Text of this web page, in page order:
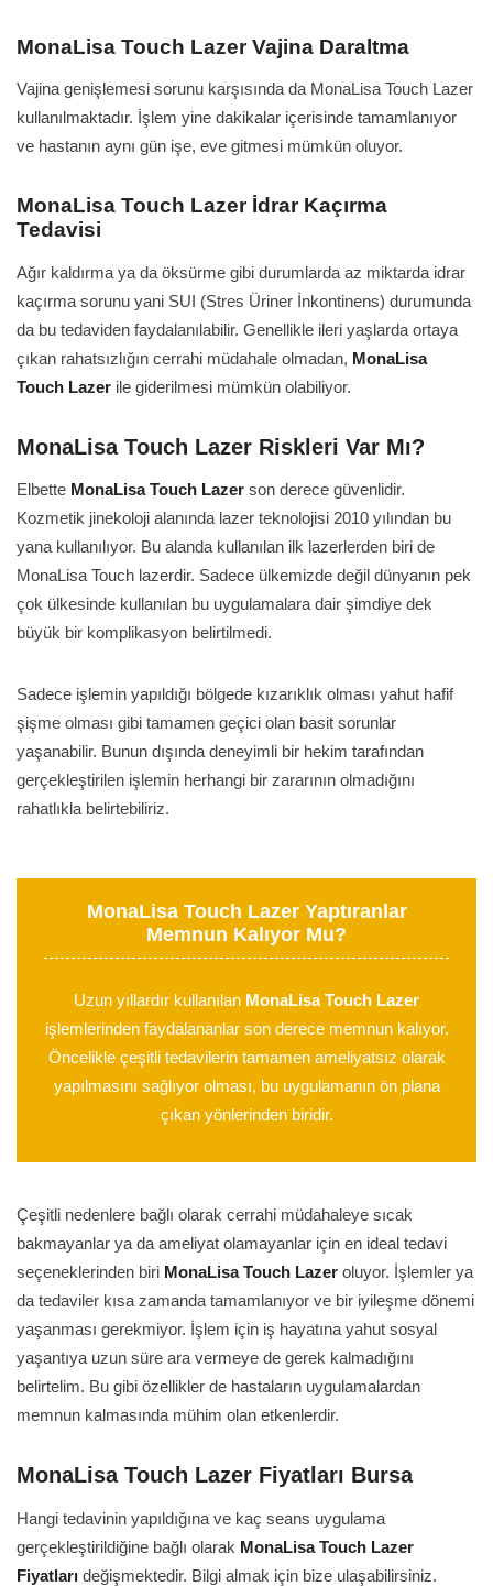
MonaLisa Touch Lazer Vajina Daraltma
Vajina genişlemesi sorunu karşısında da MonaLisa Touch Lazer
kullanılmaktadır. İşlem yine dakikalar içerisinde tamamlanıyor
ve hastanın aynı gün işe, eve gitmesi mümkün oluyor.
MonaLisa Touch Lazer İdrar Kaçırma
Tedavisi
Ağır kaldırma ya da öksürme gibi durumlarda az miktarda idrar
kaçırma sorunu yani SUI (Stres Üriner İnkontinens) durumunda
da bu tedaviden faydalanılabilir. Genellikle ileri yaşlarda ortaya
çıkan rahatsızlığın cerrahi müdahale olmadan, MonaLisa
Touch Lazer ile giderilmesi mümkün olabiliyor.
MonaLisa Touch Lazer Riskleri Var Mı?
Elbette MonaLisa Touch Lazer son derece güvenlidir.
Kozmetik jinekoloji alanında lazer teknolojisi 2010 yılından bu
yana kullanılıyor. Bu alanda kullanılan ilk lazerlerden biri de
MonaLisa Touch lazerdir. Sadece ülkemizde değil dünyanın pek
çok ülkesinde kullanılan bu uygulamalara dair şimdiye dek
büyük bir komplikasyon belirtilmedi.
Sadece işlemin yapıldığı bölgede kızarıklık olması yahut hafif
şişme olması gibi tamamen geçici olan basit sorunlar
yaşanabilir. Bunun dışında deneyimli bir hekim tarafından
gerçekleştirilen işlemin herhangi bir zararının olmadığını
rahatlıkla belirtebiliriz.
MonaLisa Touch Lazer Yaptıranlar
Memnun Kalıyor Mu?
Uzun yıllardır kullanılan MonaLisa Touch Lazer
işlemlerinden faydalananlar son derece memnun kalıyor.
Öncelikle çeşitli tedavilerin tamamen ameliyatsız olarak
yapılmasını sağlıyor olması, bu uygulamanın ön plana
çıkan yönlerinden biridir.
Çeşitli nedenlere bağlı olarak cerrahi müdahaleye sıcak
bakmayanlar ya da ameliyat olamayanlar için en ideal tedavi
seçeneklerinden biri MonaLisa Touch Lazer oluyor. İşlemler ya
da tedaviler kısa zamanda tamamlanıyor ve bir iyileşme dönemi
yaşanması gerekmiyor. İşlem için iş hayatına yahut sosyal
yaşantıya uzun süre ara vermeye de gerek kalmadığını
belirtelim. Bu gibi özellikler de hastaların uygulamalardan
memnun kalmasında mühim olan etkenlerdir.
MonaLisa Touch Lazer Fiyatları Bursa
Hangi tedavinin yapıldığına ve kaç seans uygulama
gerçekleştirildiğine bağlı olarak MonaLisa Touch Lazer
Fiyatları değişmektedir. Bilgi almak için bize ulaşabilirsiniz.